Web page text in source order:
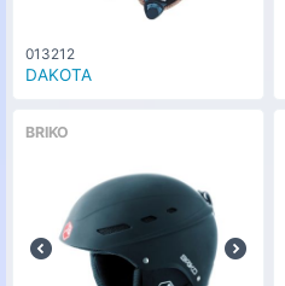
013212
DAKOTA
BRIKO